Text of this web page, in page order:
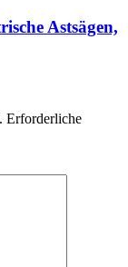
Astsägen,
Erforderliche